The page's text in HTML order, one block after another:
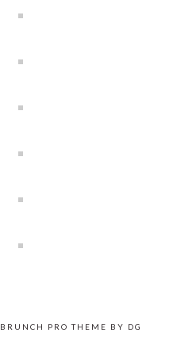
BRUNCH PRO THEME BY DG